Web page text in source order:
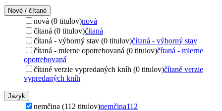
Nové / čítané
nová (0 titulov)nová
čítaná (0 titulov)čítaná
čítaná - výborný stav (0 titulov)čítaná - výborný stav
čítaná - mierne opotrebovaná (0 titulov)čítaná - mierne
opotrebovaná
čítané verzie vypredaných kníh (0 titulov)čítané verzie
vypredaných kníh
Jazyk
nemčina (112 titulov)nemčina112